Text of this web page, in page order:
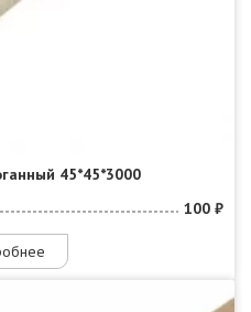
45*45*3000
100 ₽